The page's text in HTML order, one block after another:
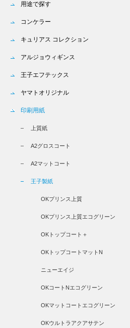
用途で探す
コンケラー
キュリアス コレクション
アルジョウィギンス
王子エフテックス
ヤマトオリジナル
印刷用紙
上質紙
A2グロスコート
A2マットコート
王子製紙
OKプリンス上質
OKプリンス上質エコグリーン
OKトップコート＋
OKトップコートマットN
ニューエイジ
OKコートNエコグリーン
OKマットコートエコグリーン
OKウルトラアクアサテン